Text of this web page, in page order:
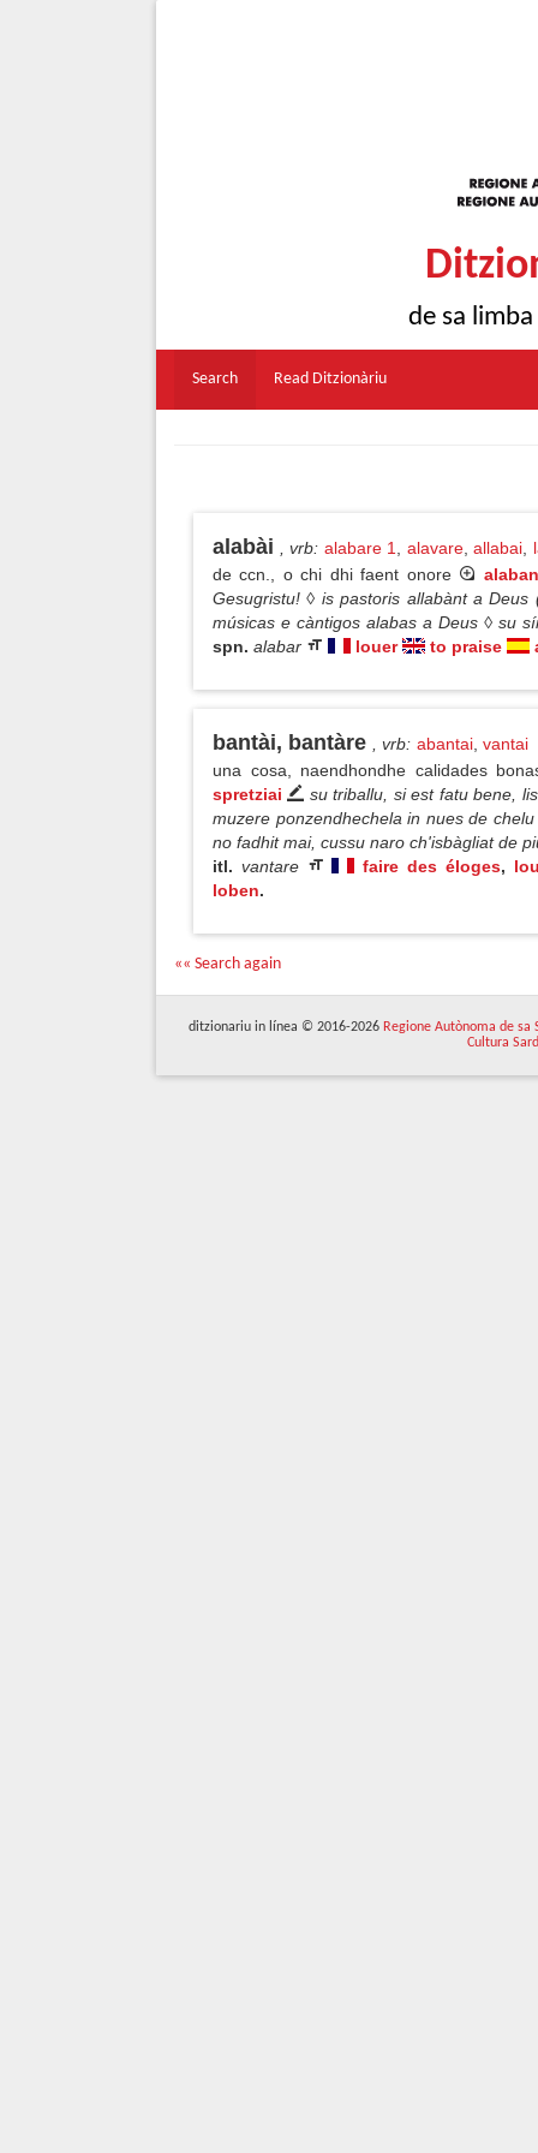
de sa
Search Read Ditzionàriu
alabài , vrb: alabare 1 alavare,allabai
de ccn., o chi dhi faent onore
Gesugristu! ◊ is pastoris allabànt a
músicas e càntigos alabas a Deus ◊ su
spn. alabar louer to praise
bantài, bantàre , vrb: abantai,vantai
una cosa, naendhondhe calidades
spretziai
su triballu, si est fatu bene,
muzere ponzendhechela in nues de
no fadhit mai, cussu naro ch'isbàgliat de
itl. vantare faire des éloges,
loben.
«« Search again
ditzionariu in línea © 2016-2026 Regione Autònoma de sa
Cultura